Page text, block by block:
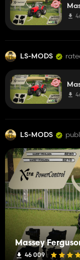
LS-MODS
LS-MODS
Massey
46 009